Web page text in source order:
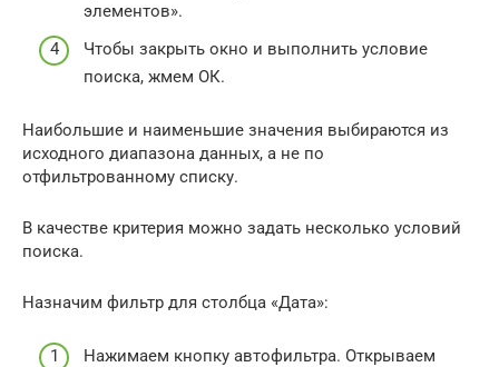
элементов».
Чтобы закрыть окно и выполнить условие
поиска, жмем ОК.
Наибольшие и наименьшие значения выбираются из
исходного диапазона данных, а не по
отфильтрованному списку.
В качестве критерия можно задать несколько условий
поиска.
Назначим фильтр для столбца «Дата»:
Нажимаем кнопку автофильтра. Открываем